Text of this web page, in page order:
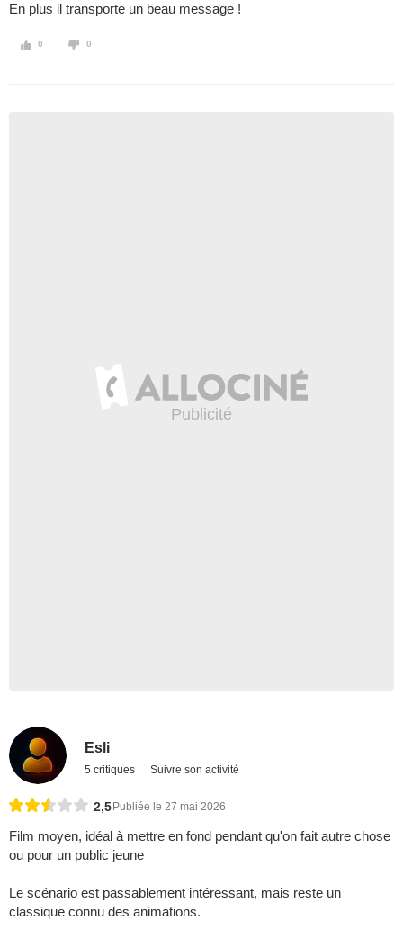
En plus il transporte un beau message !
0 0
Esli
5 critiques Suivre son activité
2,5 Publiée le 27 mai 2026
Film moyen, idéal à mettre en fond pendant qu'on fait autre chose
ou pour un public jeune
Le scénario est passablement intéressant, mais reste un
classique connu des animations.